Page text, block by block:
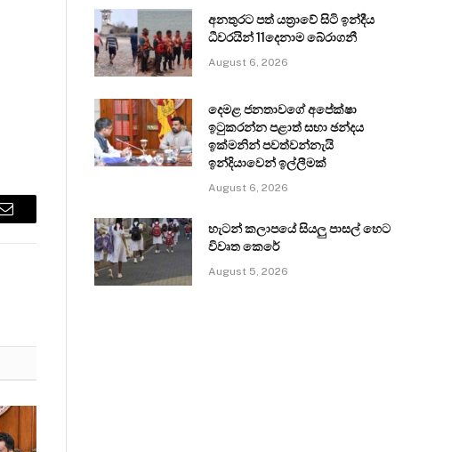
Email
අනතුරට පත් යත්‍රාවේ සිටි ඉන්දීය
ධීවරයින් 11දෙනාම බේරාගනී
August 6, 2026
දෙමළ ජනතාවගේ අපේක්ෂා
ඉටුකරන්න පළාත් සභා ඡන්දය
ඉක්මනින් පවත්වන්නැයි
ඉන්දියාවෙන් ඉල්ලීමක්
August 6, 2026
හැටන් කලාපයේ සියලු පාසල් හෙට
විවෘත කෙරේ
August 5, 2026